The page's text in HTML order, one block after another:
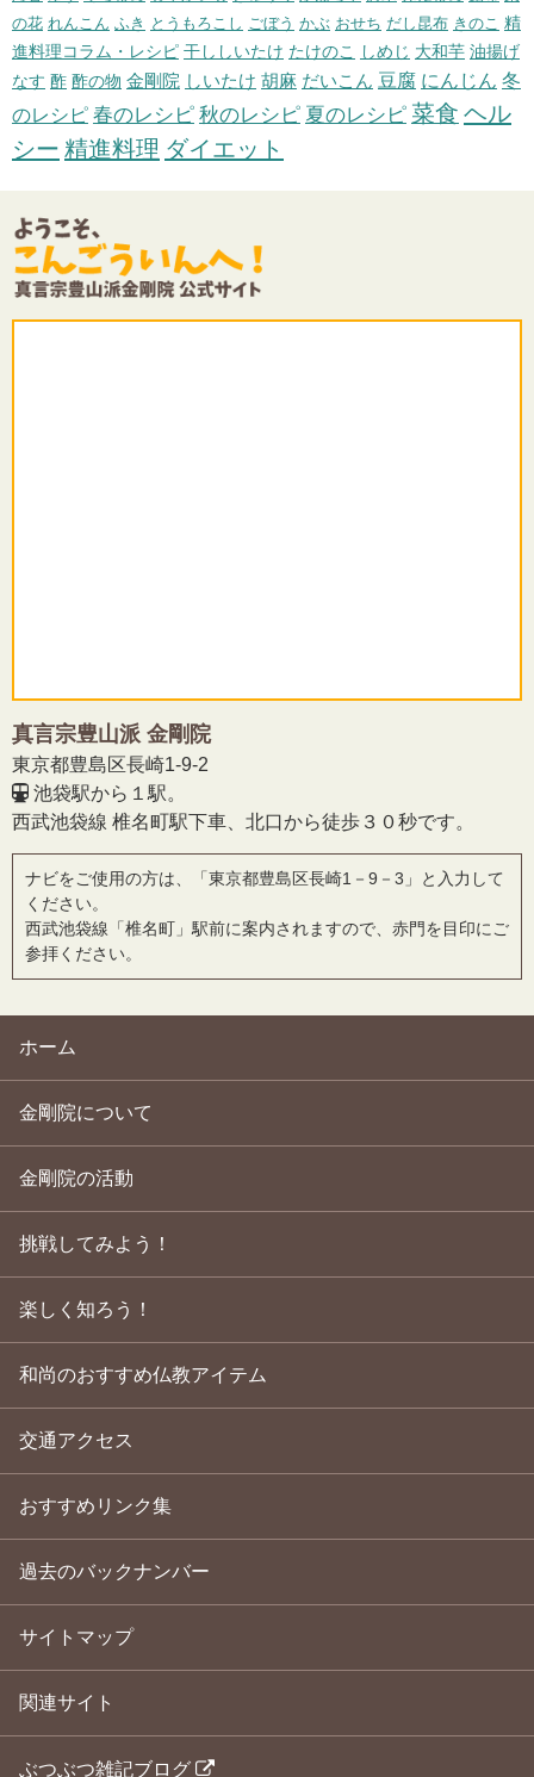
の花 れんこん ふき とうもろこし ごぼう かぶ おせち だし昆布 きのこ 精
進料理コラム・レシピ 干ししいたけ たけのこ しめじ 大和芋 油揚げ
なす 酢 酢の物 金剛院 しいたけ 胡麻 だいこん 豆腐 にんじん 冬
のレシピ 春のレシピ 秋のレシピ 夏のレシピ 菜食 ヘル
シー 精進料理 ダイエット
真言宗豊山派 金剛院
東京都豊島区長崎1-9-2
池袋駅から１駅。
西武池袋線 椎名町駅下車、北口から徒歩３０秒です。
ナビをご使用の方は、「東京都豊島区長崎1－9－3」と入力して
ください。
西武池袋線「椎名町」駅前に案内されますので、赤門を目印にご
参拝ください。
ホーム
金剛院について
金剛院の活動
挑戦してみよう！
楽しく知ろう！
和尚のおすすめ仏教アイテム
交通アクセス
おすすめリンク集
過去のバックナンバー
サイトマップ
関連サイト
ぶつぶつ雑記ブログ